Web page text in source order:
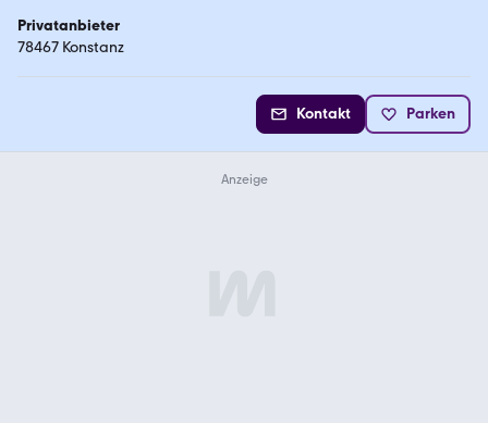
Privatanbieter
78467 Konstanz
Kontakt Parken